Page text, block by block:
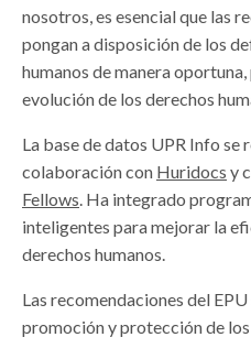
nosotros, es esencial que las
pongan a disposición de los
humanos de manera
evolución de los derechos
La base de datos UPR Info se
colaboración con Huridocs y
Fellows. Ha integrado
inteligentes para mejorar la
derechos humanos.
Las recomendaciones del
promoción y protección de